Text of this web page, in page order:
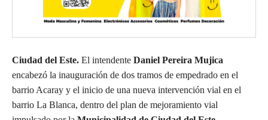
Ciudad del Este. El intendente Daniel Pereira Mujica
encabezó la inauguración de dos tramos de empedrado en el
barrio Acaray y el inicio de una nueva intervención vial en el
barrio La Blanca, dentro del plan de mejoramiento vial